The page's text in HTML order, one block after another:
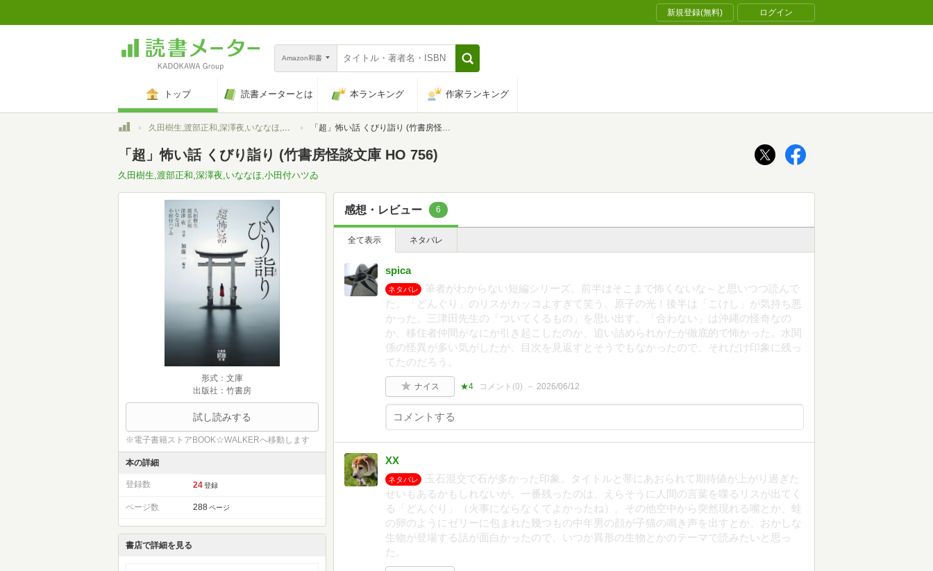
新規登録(無料) ログイン
Amazon和書
トップ 読書メーターとは 本ランキング 作家ランキング
トップ久田樹生,渡部正和,深澤夜,いななほ,小田付ハツゐ 「超」怖い話 くびり詣り (竹書房怪談文庫 HO 756)
「超」怖い話 くびり詣り (竹書房怪談文庫 HO 756)
久田樹生,渡部正和,深澤夜,いななほ,小田付ハツゐ
形式：文庫
出版社：竹書房
試し読みする
※電子書籍ストアBOOK☆WALKERへ移動します
本の詳細
登録数 24 登録
ページ数 288 ページ
書店で詳細を見る
感想・レビュー 6
全て表示 ネタバレ
spica
ネタバレ
筆者がわからない短編シリーズ。前半はそこまで怖くないな～と思いつつ読んで
た。「どんぐり」のリスがカッコよすぎて笑う。原子の光！後半は「こけし」が気持ち悪
かった。三津田先生の「ついてくるもの」を思い出す。「合わない」は沖縄の怪奇なの
か、移住者仲間がなにか引き起こしたのか、追い詰められかたが徹底的で怖かった。水関
係の怪異が多い気がしたが、目次を見返すとそうでもなかったので、それだけ印象に残っ
てたのだろう。
ナイス ★4 コメント(0) 2026/06/12
XX
ネタバレ
玉石混交で石が多かった印象。タイトルと帯にあおられて期待値が上がり過ぎた
せいもあるかもしれないが。一番残ったのは、えらそうに人間の言葉を喋るリスが出てく
る「どんぐり」（火事にならなくてよかったね）。その他空中から突然現れる嘴とか、蛙
の卵のようにゼリーに包まれた幾つもの中年男の顔が子猫の鳴き声を出すとか、おかしな
生物が登場する話が面白かったので、いつか異形の生物とかのテーマで読みたいと思っ
た。